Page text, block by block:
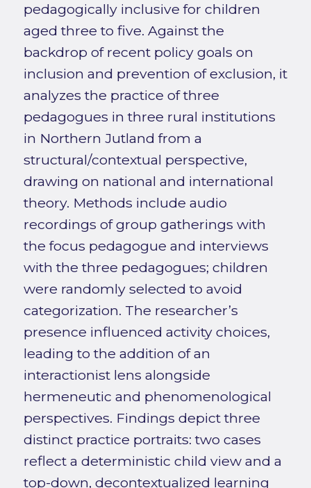
pedagogically inclusive for children
aged three to five. Against the
backdrop of recent policy goals on
inclusion and prevention of exclusion, it
analyzes the practice of three
pedagogues in three rural institutions
in Northern Jutland from a
structural/contextual perspective,
drawing on national and international
theory. Methods include audio
recordings of group gatherings with
the focus pedagogue and interviews
with the three pedagogues; children
were randomly selected to avoid
categorization. The researcher’s
presence influenced activity choices,
leading to the addition of an
interactionist lens alongside
hermeneutic and phenomenological
perspectives. Findings depict three
distinct practice portraits: two cases
reflect a deterministic child view and a
top-down, decontextualized learning